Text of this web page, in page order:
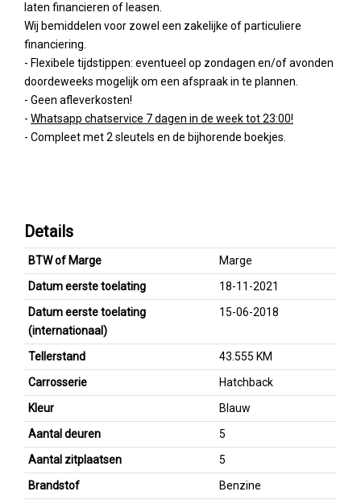
laten financieren of leasen.
Wij bemiddelen voor zowel een zakelijke of particuliere
financiering.
- Flexibele tijdstippen: eventueel op zondagen en/of avonden
doordeweeks mogelijk om een afspraak in te plannen.
- Geen afleverkosten!
- Whatsapp chatservice 7 dagen in de week tot 23:00!
- Compleet met 2 sleutels en de bijhorende boekjes.
Details
BTW of Marge
Marge
Datum eerste toelating
18-11-2021
Datum eerste toelating
(internationaal)
15-06-2018
Tellerstand
43.555 KM
Carrosserie
Hatchback
Kleur
Blauw
Aantal deuren
5
Aantal zitplaatsen
5
Brandstof
Benzine